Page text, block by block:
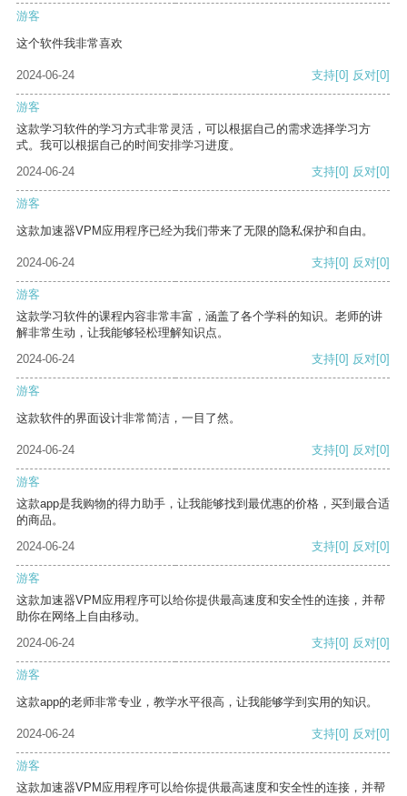
游客
这个软件我非常喜欢
2024-06-24 支持[0] 反对[0]
游客
这款学习软件的学习方式非常灵活，可以根据自己的需求选择学习方
式。我可以根据自己的时间安排学习进度。
2024-06-24
支持[0] 反对[0]
游客
这款加速器VPM应用程序已经为我们带来了无限的隐私保护和自由。
2024-06-24 支持[0] 反对[0]
游客
这款学习软件的课程内容非常丰富，涵盖了各个学科的知识。老师的讲
解非常生动，让我能够轻松理解知识点。
2024-06-24
支持[0] 反对[0]
游客
这款软件的界面设计非常简洁，一目了然。
2024-06-24 支持[0] 反对[0]
游客
这款app是我购物的得力助手，让我能够找到最优惠的价格，买到最合适
的商品。
2024-06-24
支持[0] 反对[0]
游客
这款加速器VPM应用程序可以给你提供最高速度和安全性的连接，并帮
助你在网络上自由移动。
2024-06-24
支持[0] 反对[0]
游客
这款app的老师非常专业，教学水平很高，让我能够学到实用的知识。
2024-06-24 支持[0] 反对[0]
游客
这款加速器VPM应用程序可以给你提供最高速度和安全性的连接，并帮